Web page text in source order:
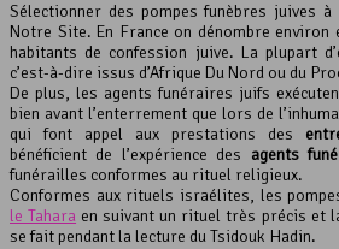
Sélectionner des pompes funèbres juives
Notre Site. En France on dénombre
habitants de confession juive. La plupart
c’est-à-dire issus d’Afrique Du Nord ou du
De plus, les agents funéraires juifs
bien avant l’enterrement que lors de
qui font appel aux prestations des
bénéficient de l’expérience des agents
funérailles conformes au rituel religieux.
Conformes aux rituels israélites, les
le Tahara en suivant un rituel très précis et
se fait pendant la lecture du Tsidouk Hadin.